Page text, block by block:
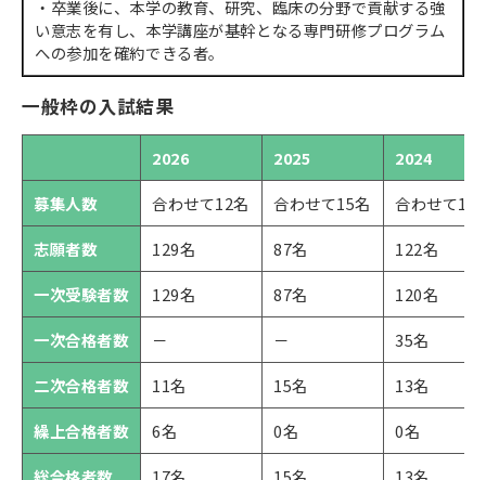
・卒業後に、本学の教育、研究、臨床の分野で貢献する強
い意志を有し、本学講座が基幹となる専門研修プログラム
への参加を確約できる者。
一般枠の入試結果
2026 2025
2024
募集人数
合わせて12名 合わせて15名
合わせて12
志願者数
129名 87名
122名
一次受験者数
129名 87名
120名
一次合格者数
－ －
35名
二次合格者数
11名 15名
13名
繰上合格者数
6名 0名
0名